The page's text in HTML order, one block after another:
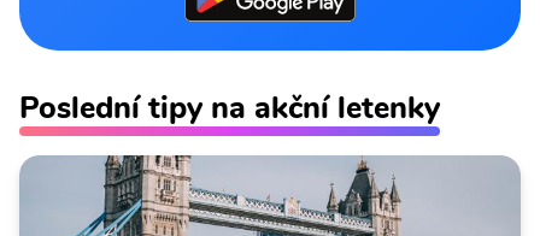
Poslední tipy na akční letenky